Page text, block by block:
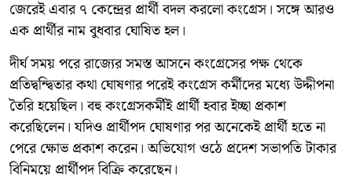
জেরেই এবার ৭ কেন্দ্রের প্রার্থী বদল করলো কংগ্রেস। সঙ্গে আরও
এক প্রার্থীর নাম বুধবার ঘোষিত হল।
দীর্ঘ সময় পরে রাজ্যের সমস্ত আসনে কংগ্রেসের পক্ষ থেকে
প্রতিদ্বন্দ্বিতার কথা ঘোষণার পরেই কংগ্রেস কর্মীদের মধ্যে উদ্দীপনা
তৈরি হয়েছিল। বহু কংগ্রেসকর্মীই প্রার্থী হবার ইচ্ছা প্রকাশ
করেছিলেন। যদিও প্রার্থীপদ ঘোষণার পর অনেকেই প্রার্থী হতে না
পেরে ক্ষোভ প্রকাশ করেন। অভিযোগ ওঠে প্রদেশ সভাপতি টাকার
বিনিময়ে প্রার্থীপদ বিক্রি করেছেন।